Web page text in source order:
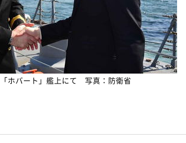
ホバート」艦上にて 写真：防衛省